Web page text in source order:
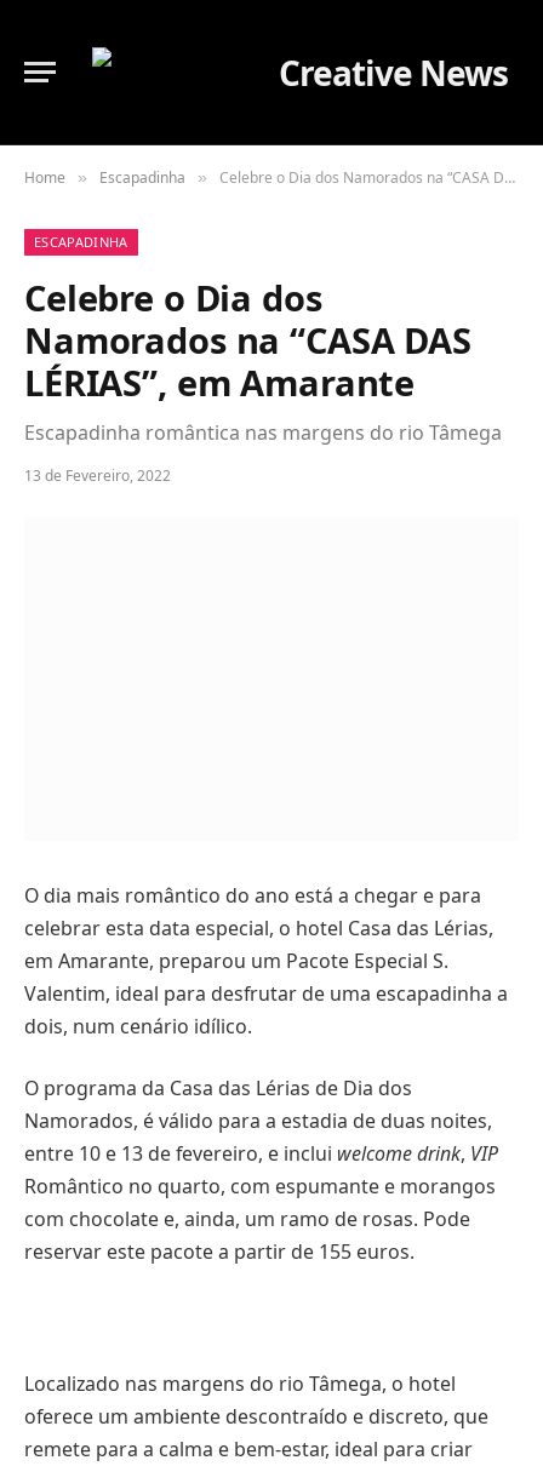
Home » Escapadinha » Celebre o Dia dos Namorados na “CASA DAS LÉRIAS”, em Amarante
ESCAPADINHA
Celebre o Dia dos
Namorados na “CASA DAS
LÉRIAS”, em Amarante
Escapadinha romântica nas margens do rio Tâmega
13 de Fevereiro, 2022
O dia mais romântico do ano está a chegar e para
celebrar esta data especial, o hotel Casa das Lérias,
em Amarante, preparou um Pacote Especial S.
Valentim, ideal para desfrutar de uma escapadinha a
dois, num cenário idílico.
O programa da Casa das Lérias de Dia dos
Namorados, é válido para a estadia de duas noites,
entre 10 e 13 de fevereiro, e inclui welcome drink, VIP
Romântico no quarto, com espumante e morangos
com chocolate e, ainda, um ramo de rosas. Pode
reservar este pacote a partir de 155 euros.
Localizado nas margens do rio Tâmega, o hotel
oferece um ambiente descontraído e discreto, que
remete para a calma e bem-estar, ideal para criar